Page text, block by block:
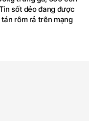
sốt dẻo đang được
tán rôm rả trên mạng